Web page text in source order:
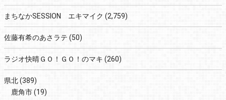
まちなかSESSION エキマイク (2,759)
佐藤有希のあさラテ (50)
ラジオ快晴ＧＯ！ＧＯ！のマキ (260)
県北(389)
鹿角市(19)